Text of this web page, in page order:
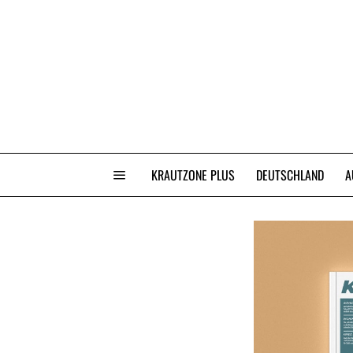
KRAUTZONE PLUS DEUTSCHLAND